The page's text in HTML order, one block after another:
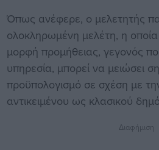
Όπως ανέφερε, ο μελετητής
ολοκληρωμένη μελέτη, η οποία
μορφή προμήθειας, γεγονός
υπηρεσία, μπορεί να μειώσει
προϋπολογισμό σε σχέση με
αντικειμένου ως κλασικού
Διαφήμιση